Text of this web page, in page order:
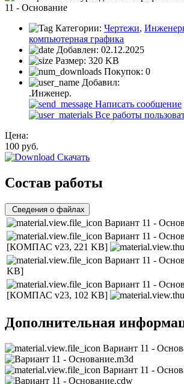
Категории: Чертежи,
компьютерная графика
Добавлен: 02.12.2025
Размер: 320 KB
Покупок: 0
Добавил:
.Инженер.
Написать сообщение
Все работы
Цена:
100 руб.
Скачать
Состав работы
Сведения о файлах
Вариант 11 -
Вариант 11 -
[КОМПАС v23, 221 KB]
Вариант 11 -
KB]
Вариант 11 -
[КОМПАС v23, 102 KB]
Дополнительная
Вариант 11 -
Вариант 11 -